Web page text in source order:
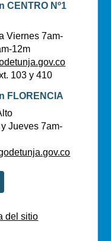
CENTRO Nº1
Viernes 7am-
12m
103 y 410
FLORENCIA
Jueves 7am-
del sitio